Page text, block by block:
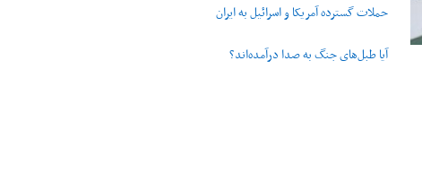
حملات گسترده آمریکا و اسرائیل به ایران
آیا طبل‌های جنگ به صدا درآمده‌اند؟